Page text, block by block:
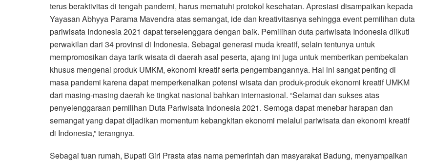
terus beraktivitas di tengah pandemi, harus mematuhi protokol kesehatan. Apresiasi disampaikan kepada
Yayasan Abhyya Parama Mavendra atas semangat, ide dan kreativitasnya sehingga event pemilihan duta
pariwisata Indonesia 2021 dapat terselenggara dengan baik. Pemilihan duta pariwisata Indonesia diikuti
perwakilan dari 34 provinsi di Indonesia. Sebagai generasi muda kreatif, selain tentunya untuk
mempromosikan daya tarik wisata di daerah asal peserta, ajang ini juga untuk memberikan pembekalan
khusus mengenai produk UMKM, ekonomi kreatif serta pengembangannya. Hal ini sangat penting di
masa pandemi karena dapat memperkenalkan potensi wisata dan produk-produk ekonomi kreatif UMKM
dari masing-masing daerah ke tingkat nasional bahkan internasional. “Selamat dan sukses atas
penyelenggaraan pemilihan Duta Pariwisata Indonesia 2021. Semoga dapat menebar harapan dan
semangat yang dapat dijadikan momentum kebangkitan ekonomi melalui pariwisata dan ekonomi kreatif
di Indonesia,” terangnya.
Sebagai tuan rumah, Bupati Giri Prasta atas nama pemerintah dan masyarakat Badung, menyampaikan